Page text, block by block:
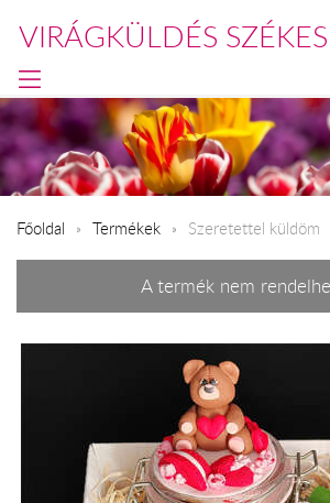
VIRÁGKÜLDÉS
Főoldal Termékek Szeretettel küldöm
A termék nem